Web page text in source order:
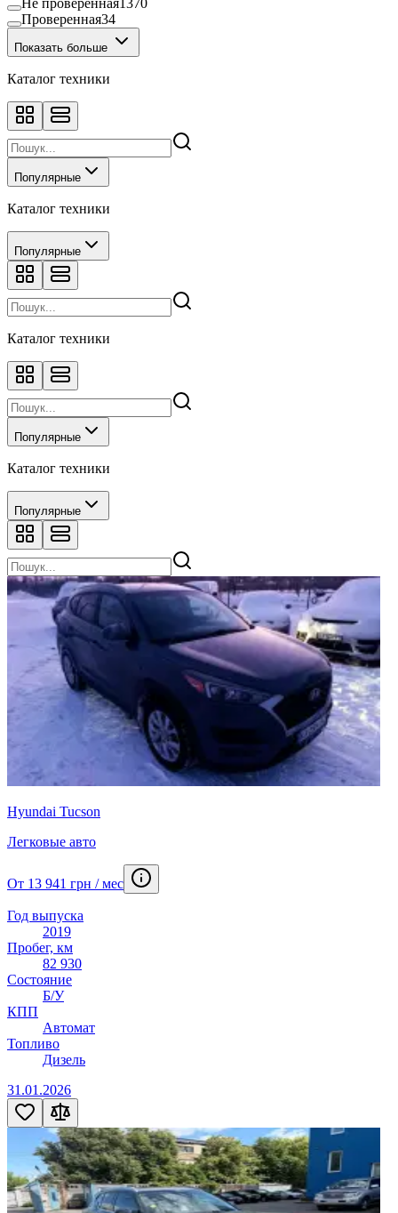
Не проверенная1370
Проверенная34
Показать больше
Каталог техники
Популярные
Каталог техники
Популярные
Каталог техники
Популярные
Каталог техники
Популярные
Hyundai Tucson
Легковые авто
От 13 941 грн / мес
Год выпуска
2019
Пробег, км
82 930
Состояние
Б/У
КПП
Автомат
Топливо
Дизель
31.01.2026